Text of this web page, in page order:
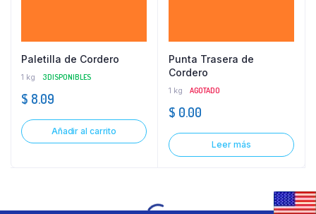
Paletilla de Cordero
1 kg 3 DISPONIBLES
$ 8.09
Añadir al carrito
Punta Trasera de
Cordero
1 kg AGOTADO
$ 0.00
Leer más